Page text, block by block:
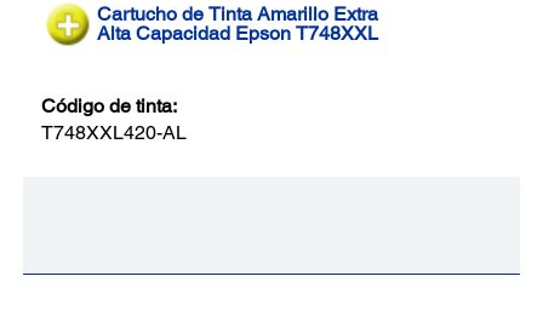
Cartucho de Tinta Amarillo Extra
Alta Capacidad Epson T748XXL
Código de tinta:
T748XXL420-AL